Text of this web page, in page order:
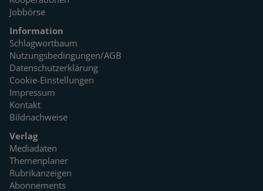
Jobbörse
Information
Schlagwortbaum
Nutzungsbedingungen/AGB
Datenschutzerklärung
Cookie-Einstellungen
Impressum
Kontakt
Bildnachweise
Verlag
Mediadaten
Themenplaner
Rubrikanzeigen
Abonnements